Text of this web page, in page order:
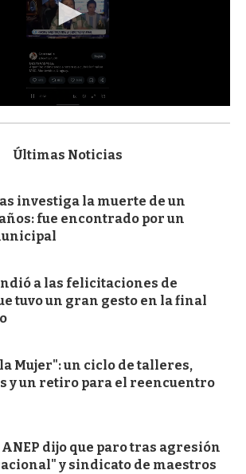
Últimas Noticias
investiga la muerte de un
fue encontrado por un
a las felicitaciones de
tuvo un gran gesto en la final
Mujer": un ciclo de talleres,
y un retiro para el reencuentro
dijo que paro tras agresión
y sindicato de maestros